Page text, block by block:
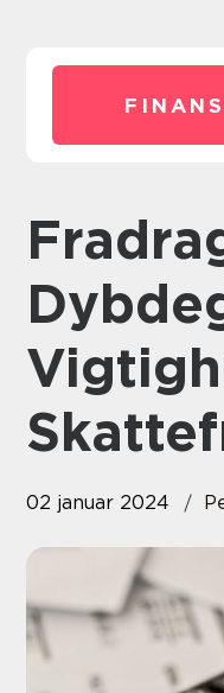
Fradrag for Donationer: En
02 januar 2024